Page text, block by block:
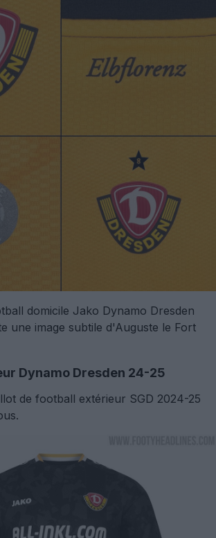
domicile Jako Dynamo Dresden
une image subtile d'Auguste le Fort
Dynamo Dresden 24-25
de football extérieur SGD 2024-25